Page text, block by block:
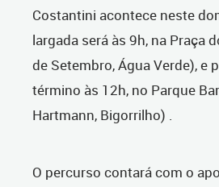
Costantini acontece neste
largada será às 9h, na Praça
de Setembro, Água Verde), e
término às 12h, no Parque
Hartmann, Bigorrilho) .
O percurso contará com o